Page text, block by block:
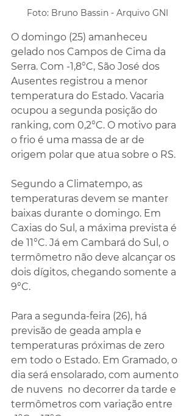
Foto: Bruno Bassin - Arquivo GNI
O domingo (25) amanheceu
gelado nos Campos de Cima da
Serra. Com -1,8°C, São José dos
Ausentes registrou a menor
temperatura do Estado. Vacaria
ocupou a segunda posição do
ranking, com 0,2°C. O motivo para
o frio é uma massa de ar de
origem polar que atua sobre o RS.
Segundo a Climatempo, as
temperaturas devem se manter
baixas durante o domingo. Em
Caxias do Sul, a máxima prevista é
de 11°C. Já em Cambará do Sul, o
termômetro não deve alcançar os
dois dígitos, chegando somente a
9°C.
Para a segunda-feira (26), há
previsão de geada ampla e
temperaturas próximas de zero
em todo o Estado. Em Gramado, o
dia será ensolarado, com aumento
de nuvens  no decorrer da tarde e
termômetros com variação entre